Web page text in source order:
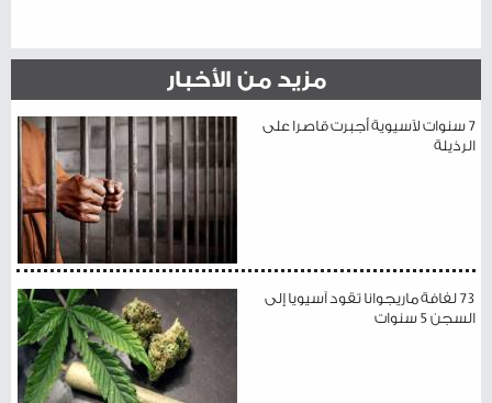
مزيد من الأخبار
7 سنوات لآسيوية أجبرت قاصرا على
الرذيلة
73 لفافة ماريجوانا تقود آسيويا إلى
السجن 5 سنوات